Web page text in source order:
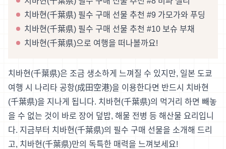
치바현(千葉県) 필수 구매 선물 추천 #9 가모가와 푸딩
치바현(千葉県) 필수 구매 선물 추천 #10 보슈 부채
치바현(千葉県)으로 여행을 떠나볼까요!
치바현(千葉県)은 조금 생소하게 느껴질 수 있지만, 일본 도쿄
여행 시 나리타 공항(成田空港)을 이용한다면 반드시 치바현
(千葉県)을 지나게 됩니다. 치바현(千葉県)의 먹거리 하면 빼놓
을 수 없는 것이 바로 장어 덮밥, 해물 전병 등 해산물 요리입니
다. 지금부터 치바현(千葉県)의 필수 구매 선물을 소개해 드리
고, 치바현(千葉県)만의 독특한 매력을 느껴보세요!